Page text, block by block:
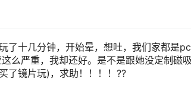
了十几分钟，开始晕，想吐，我们家都是
么严重，我却还好。是不是跟她没定制磁
了镜片玩)，求助！！！！??